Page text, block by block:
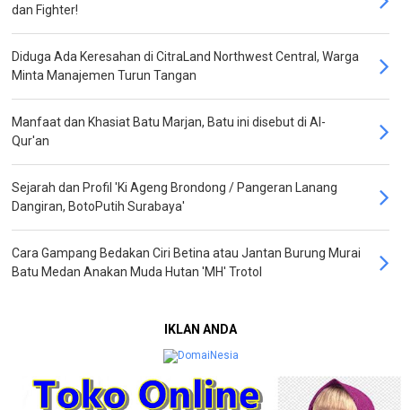
dan Fighter!
Diduga Ada Keresahan di CitraLand Northwest Central, Warga
Minta Manajemen Turun Tangan
Manfaat dan Khasiat Batu Marjan, Batu ini disebut di Al-
Qur'an
Sejarah dan Profil 'Ki Ageng Brondong / Pangeran Lanang
Dangiran, BotoPutih Surabaya'
Cara Gampang Bedakan Ciri Betina atau Jantan Burung Murai
Batu Medan Anakan Muda Hutan 'MH' Trotol
IKLAN ANDA